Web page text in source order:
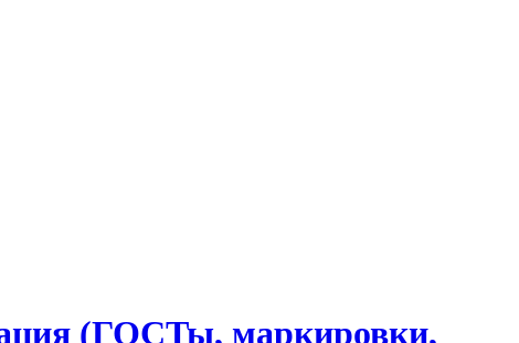
(ГОСТы, маркировки,